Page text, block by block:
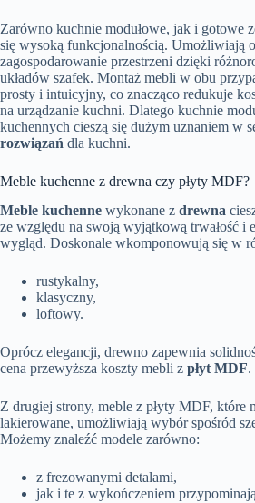
Zarówno kuchnie modułowe, jak i gotowe
się wysoką funkcjonalnością. Umożliwiają
zagospodarowanie przestrzeni dzięki
układów szafek. Montaż mebli w obu
prosty i intuicyjny, co znacząco redukuje
na urządzanie kuchni. Dlatego kuchnie
kuchennych cieszą się dużym uznaniem w
rozwiązań dla kuchni.
Meble kuchenne z drewna czy płyty MDF?
Meble kuchenne wykonane z drewna
ze względu na swoją wyjątkową trwałość i
wygląd. Doskonale wkomponowują się w
rustykalny,
klasyczny,
loftowy.
Oprócz elegancji, drewno zapewnia
cena przewyższa koszty mebli z płyt MDF.
Z drugiej strony, meble z płyty MDF, które
lakierowane, umożliwiają wybór spośród
Możemy znaleźć modele zarówno:
z frezowanymi detalami,
jak i te z wykończeniem